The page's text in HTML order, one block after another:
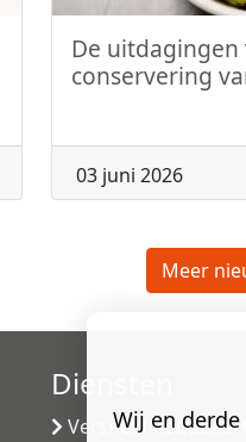
De
conservering
03 juni 2026
Meer
Diensten
Versneld
Wij en